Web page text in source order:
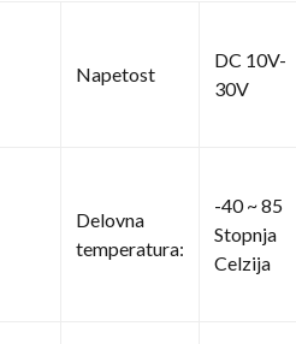
Napetost
DC 10V-
30V
Delovna
temperatura:
-40 ~ 85
Stopnja
Celzija